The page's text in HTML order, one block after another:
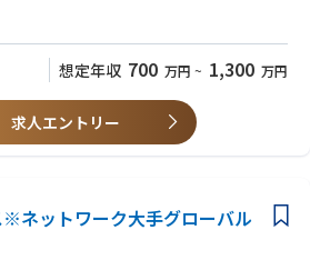
関係者と円滑な関係を構築・維持できるコミ
業プロセスの文書化、営業目標達成に関する
への出張対応が可能な方
想定年収 700 万円 ~ 1,300 万円
求人エントリー
ネットワーク大手グローバル